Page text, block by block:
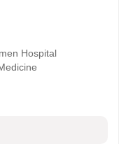
Hospital